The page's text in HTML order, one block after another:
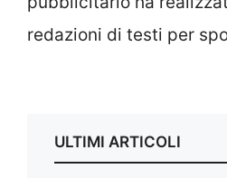
redazioni di testi per
ULTIMI ARTICOLI